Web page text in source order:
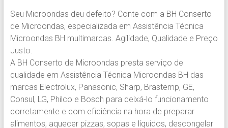
Seu Microondas deu defeito? Conte com a BH Conserto
de Microondas, especializada em Assistência Técnica
Microondas BH multimarcas. Agilidade, Qualidade e Preço
Justo.
A BH Conserto de Microondas presta serviço de
qualidade em Assistência Técnica Microondas BH das
marcas Electrolux, Panasonic, Sharp, Brastemp, GE,
Consul, LG, Philco e Bosch para deixá-lo funcionamento
corretamente e com eficiência na hora de preparar
alimentos, aquecer pizzas, sopas e líquidos, descongelar